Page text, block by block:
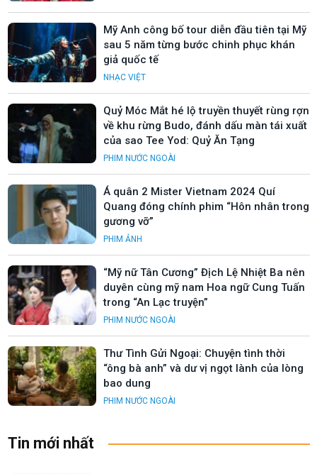
Mỹ Anh công bố tour diễn đầu tiên tại Mỹ
sau 5 năm từng bước chinh phục khán
giả quốc tế
NHẠC VIỆT
Quỷ Móc Mắt hé lộ truyền thuyết rùng rợn
về khu rừng Budo, đánh dấu màn tái xuất
của sao Tee Yod: Quỷ Ăn Tạng
PHIM NƯỚC NGOÀI
Á quân 2 Mister Vietnam 2024 Quí
Quang đóng chính phim “Hôn nhân trong
gương vỡ”
PHIM ẢNH
“Mỹ nữ Tân Cương” Địch Lệ Nhiệt Ba nên
duyên cùng mỹ nam Hoa ngữ Cung Tuấn
trong “An Lạc truyện”
PHIM NƯỚC NGOÀI
Thư Tình Gửi Ngoại: Chuyện tình thời
“ông bà anh” và dư vị ngọt lành của lòng
bao dung
PHIM NƯỚC NGOÀI
Tin mới nhất